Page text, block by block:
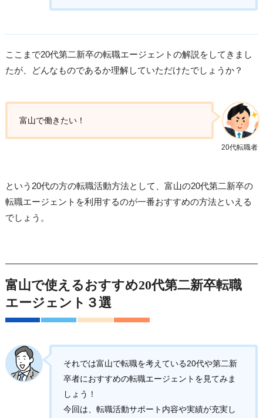
ここまで20代第二新卒の転職エージェントの解説をしてきまし
たが、どんなものであるか理解していただけたでしょうか？
20代転職者
富山で働きたい！
という20代の方の転職活動方法として、富山の20代第二新卒の
転職エージェントを利用するのが一番おすすめの方法といえる
でしょう。
富山で使えるおすすめ20代第二新卒転職
エージェント３選
それでは富山で転職を考えている20代や第二新
卒者におすすめの転職エージェントを見てみま
しょう！
今回は、転職活動サポート内容や実績が充実し